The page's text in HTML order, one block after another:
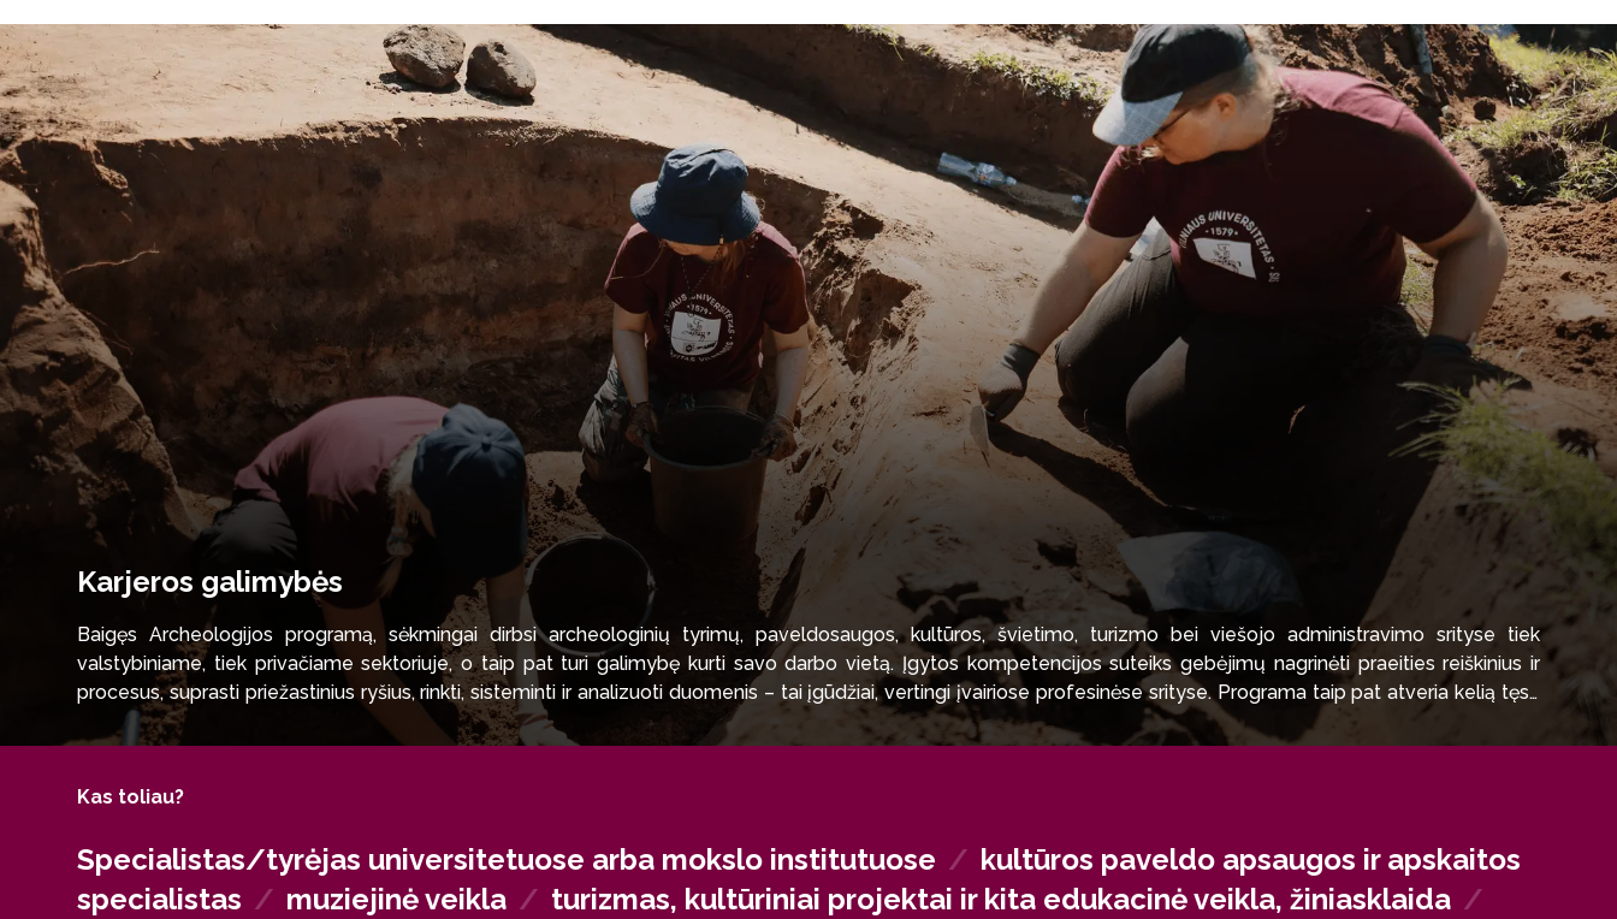
Karjeros galimybės
Baigęs Archeologijos programą, sėkmingai dirbsi archeologinių tyrimų, paveldosaugos, kultūros, švietimo, turizmo bei viešojo administravimo srityse tiek
valstybiniame, tiek privačiame sektoriuje, o taip pat turi galimybę kurti savo darbo vietą. Įgytos kompetencijos suteiks gebėjimų nagrinėti praeities reiškinius ir
procesus, suprasti priežastinius ryšius, rinkti, sisteminti ir analizuoti duomenis – tai įgūdžiai, vertingi įvairiose profesinėse srityse. Programa taip pat atveria kelią tęsti
studijas humanitarinių ir socialinių mokslų magistrantūroje Lietuvoje ar užsienyje.
Kas toliau?
Specialistas/tyrėjas universitetuose arba mokslo institutuose / kultūros paveldo apsaugos ir apskaitos
specialistas / muziejinė veikla / turizmas, kultūriniai projektai ir kita edukacinė veikla, žiniasklaida /